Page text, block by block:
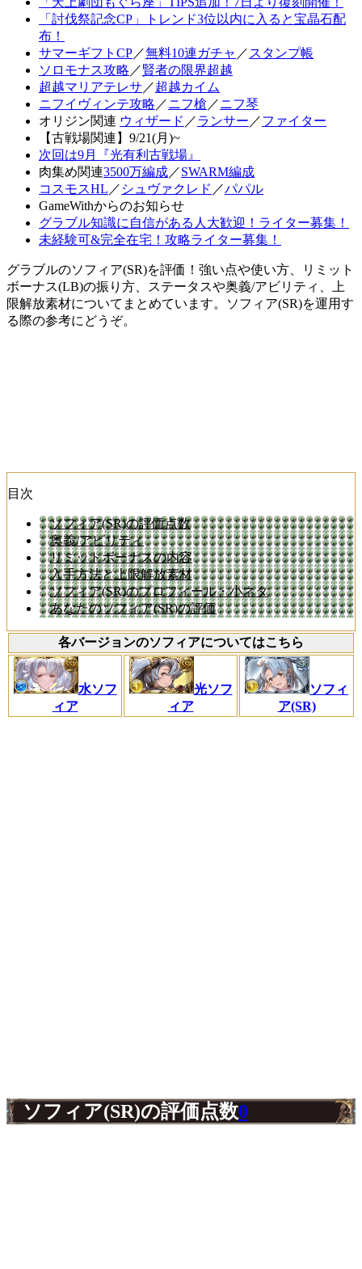
「討伐祭記念CP」トレンド3位以内に入ると宝晶石配
布！
サマーギフトCP／無料10連ガチャ ／ スタンプ帳
ソロモナス攻略 ／賢者の限界超越
超越マリアテレサ ／超越カイム
ニフイヴィンテ攻略 ／ニフ槍 ／ニフ琴
オリジン関連 ウィザード ／ランサー ／ファイター
【古戦場関連】9/21(月)~
次回は9月『光有利古戦場』
肉集め関連3500万編成／SWARM編成
コスモスHL ／ シュヴァクレド ／パパル
GameWithからのお知らせ
グラブル知識に自信がある人大歓迎！ライター募集！
未経験可&完全在宅！攻略ライター募集！
グラブルのソフィア(SR)を評価！強い点や使い方、リミット
ボーナス(LB)の振り方、ステータスや奥義/アビリティ、上
限解放素材についてまとめています。ソフィア(SR)を運用す
る際の参考にどうぞ。
目次
ソフィア(SR)の評価点数
奥義/アビリティ
リミットボーナスの内容
入手方法と上限解放素材
ソフィア(SR)のプロフィール・小ネタ
あなたのソフィア(SR)の評価
各バージョンのソフィアについてはこちら
水ソフ
ィア
光ソフ
ィア
ソフィ
ア(SR)
ソフィア(SR)の評価点数0